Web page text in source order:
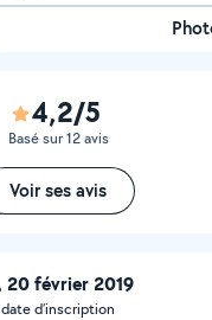
4,2/5
Basé sur 12 avis
Voir ses avis
20 février 2019
date d’inscription